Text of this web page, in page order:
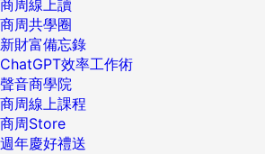
商周線上讀
商周共學圈
新財富備忘錄
ChatGPT效率工作術
聲音商學院
商周線上課程
商周Store
週年慶好禮送